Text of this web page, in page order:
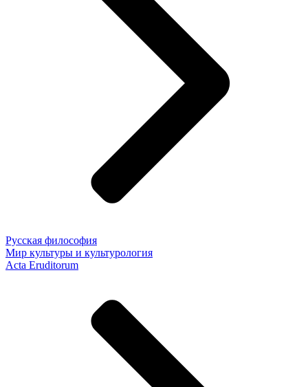
Русская философия
Мир культуры и культурология
Acta Eruditorum